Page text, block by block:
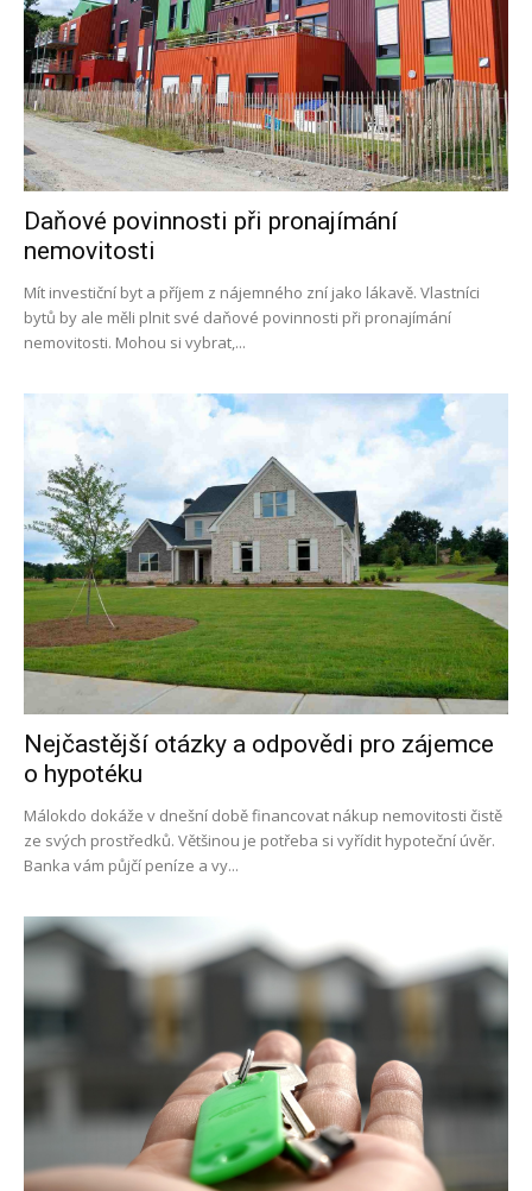
Daňové povinnosti při pronajímání
nemovitosti
Mít investiční byt a příjem z nájemného zní jako lákavě. Vlastníci
bytů by ale měli plnit své daňové povinnosti při pronajímání
nemovitosti. Mohou si vybrat,...
Nejčastější otázky a odpovědi pro zájemce
o hypotéku
Málokdo dokáže v dnešní době financovat nákup nemovitosti čistě
ze svých prostředků. Většinou je potřeba si vyřídit hypoteční úvěr.
Banka vám půjčí peníze a vy...